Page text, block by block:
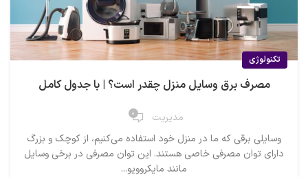
تکنولوژی
مصرف برق وسایل منزل چقدر است؟ | با جدول کامل
مدیریت 0
وسایلی برقی که ما در منزل خود استفاده می‌کنیم، از کوچک و بزرگ
دارای توان مصرفی خاصی هستند. این توان مصرفی در برخی وسایل
مانند مایکروویو...